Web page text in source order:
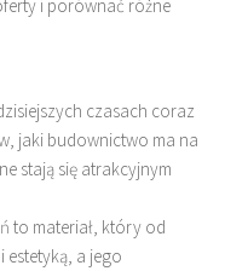
i porównać różne
czasach coraz
jaki budownictwo ma na
stają się atrakcyjnym
to materiał, który od
estetyką, a jego